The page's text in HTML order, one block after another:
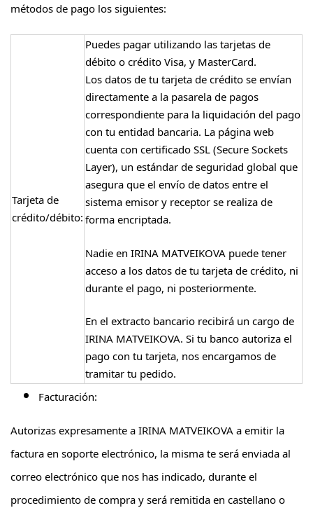
métodos de pago los siguientes:
Tarjeta de
crédito/débito:
Puedes pagar utilizando las tarjetas de
débito o crédito Visa, y MasterCard.
Los datos de tu tarjeta de crédito se envían
directamente a la pasarela de pagos
correspondiente para la liquidación del pago
con tu entidad bancaria. La página web
cuenta con certificado SSL (Secure Sockets
Layer), un estándar de seguridad global que
asegura que el envío de datos entre el
sistema emisor y receptor se realiza de
forma encriptada.
Nadie en IRINA MATVEIKOVA puede tener
acceso a los datos de tu tarjeta de crédito, ni
durante el pago, ni posteriormente.
En el extracto bancario recibirá un cargo de
IRINA MATVEIKOVA. Si tu banco autoriza el
pago con tu tarjeta, nos encargamos de
tramitar tu pedido.
Facturación:
Autorizas expresamente a IRINA MATVEIKOVA a emitir la
factura en soporte electrónico, la misma te será enviada al
correo electrónico que nos has indicado, durante el
procedimiento de compra y será remitida en castellano o